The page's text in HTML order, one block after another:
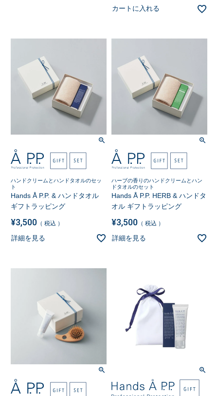
カートに入れる
ハンドクリームとハンドタオルのセッ
ト
Hands Å P.P. & ハンドタオル
ギフトラッピング
¥3,500 税込
詳細を見る
ハーブの香りのハンドクリームとハン
ドタオルのセット
Hands Å P.P. HERB & ハンドタ
オル ギフトラッピング
¥3,500 税込
詳細を見る